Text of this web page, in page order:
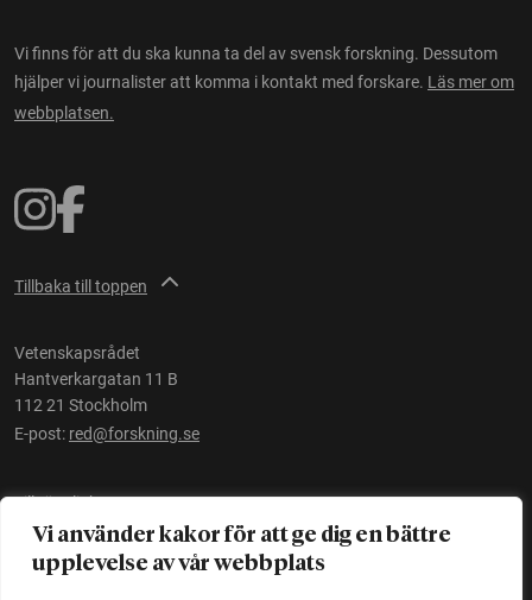
Vi använder kakor för att ge dig en bättre
upplevelse av vår webbplats
Vi finns för att du ska kunna ta del av svensk forskning. Dessutom
hjälper vi journalister att komma i kontakt med forskare. Läs mer om
webbplatsen.
Tillbaka till toppen
Vetenskapsrådet
Hantverkargatan 11 B
112 21 Stockholm
E-post: red@forskning.se
Tillgänglighet
Ett initiativ avVetenskapsrådet